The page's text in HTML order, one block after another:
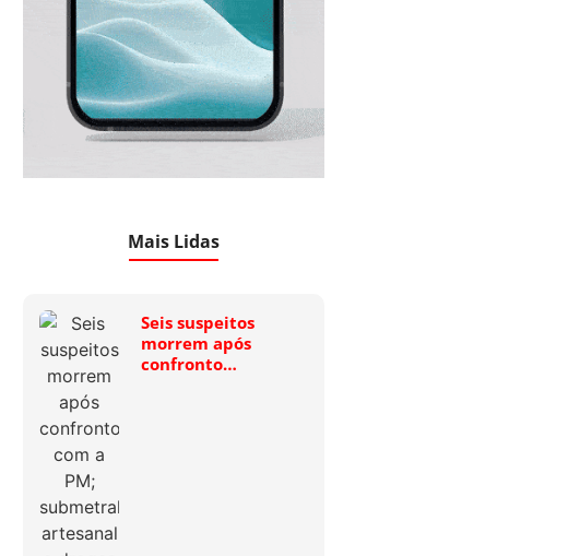
Mais Lidas
Seis suspeitos
morrem após
confronto…